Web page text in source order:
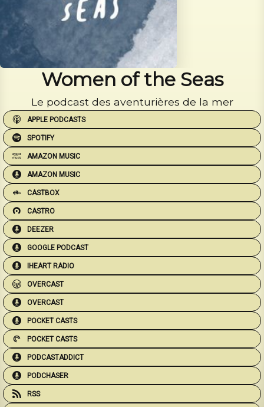
Women of the Seas
Le podcast des aventurières de la mer
APPLE PODCASTS
SPOTIFY
AMAZON MUSIC
AMAZON MUSIC
CASTBOX
CASTRO
DEEZER
GOOGLE PODCAST
IHEART RADIO
OVERCAST
OVERCAST
POCKET CASTS
POCKET CASTS
PODCASTADDICT
PODCHASER
RSS